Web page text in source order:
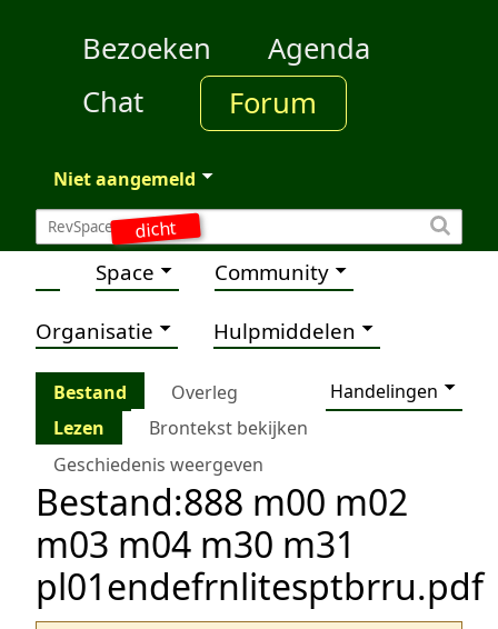
dicht
Bezoeken
Agenda
Chat
Forum
Niet aangemeld
Space Community
Organisatie Hulpmiddelen
Bestand Overleg
Handelingen
Lezen
Brontekst bekijken
Geschiedenis weergeven
Bestand:888 m00 m02
m03 m04 m30 m31
pl01endefrnlitesptbrru.pdf